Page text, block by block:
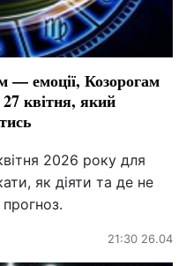
емоції, Козорогам
квітня, який
2026 року для
як діяти та де не
21:30 26.04